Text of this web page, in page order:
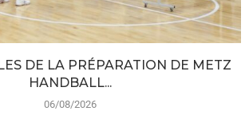
DE LA PRÉPARATION DE METZ
HANDBALL...
06/08/2026